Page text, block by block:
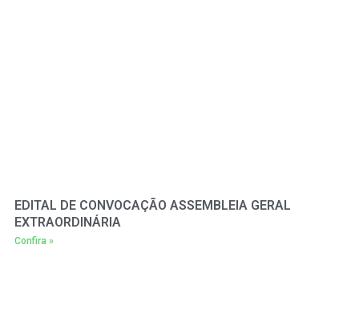
EDITAL DE CONVOCAÇÃO ASSEMBLEIA GERAL
EXTRAORDINÁRIA
Confira »